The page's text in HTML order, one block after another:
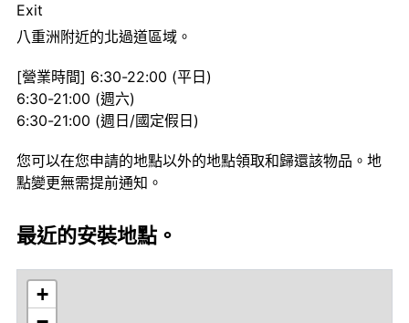
Exit
八重洲附近的北過道區域。
[營業時間] 6:30-22:00 (平日)
6:30-21:00 (週六)
6:30-21:00 (週日/國定假日)
您可以在您申請的地點以外的地點領取和歸還該物品。地
點變更無需提前通知。
最近的安裝地點。
+